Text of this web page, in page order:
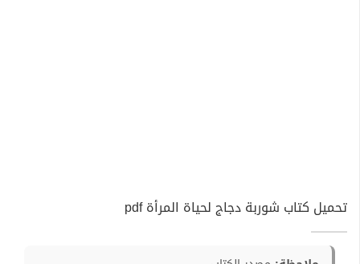
تحميل كتاب شوربة دجاج لحياة المرأة pdf